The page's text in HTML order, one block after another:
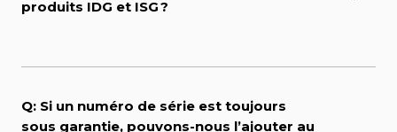
produits IDG et ISG ?
Q: Si un numéro de série est toujours
sous garantie, pouvons-nous l’ajouter au